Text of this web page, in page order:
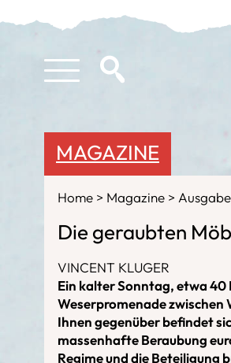
MAGAZINE
Home Magazine
Die geraubten
VINCENT KLUGER
Ein kalter Sonntag, etwa
Weserpromenade
Ihnen gegenüber befindet
massenhafte Beraubung
Regime und die Beteiligung